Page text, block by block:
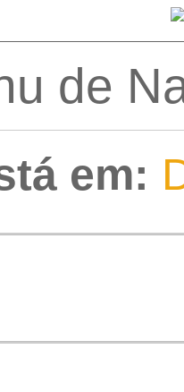
em: